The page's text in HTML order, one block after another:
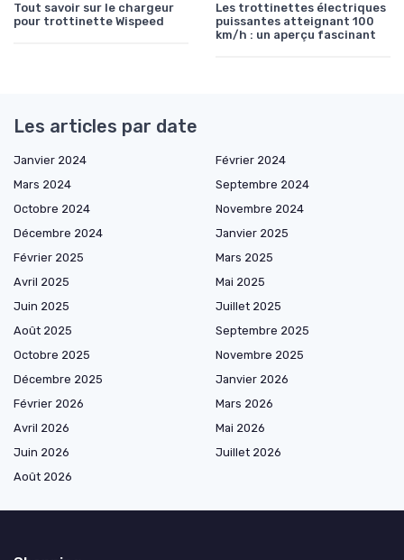
Tout savoir sur le chargeur
pour trottinette Wispeed
Les trottinettes électriques
puissantes atteignant 100
km/h : un aperçu fascinant
Les articles par date
Janvier 2024
Février 2024
Mars 2024
Septembre 2024
Octobre 2024
Novembre 2024
Décembre 2024
Janvier 2025
Février 2025
Mars 2025
Avril 2025
Mai 2025
Juin 2025
Juillet 2025
Août 2025
Septembre 2025
Octobre 2025
Novembre 2025
Décembre 2025
Janvier 2026
Février 2026
Mars 2026
Avril 2026
Mai 2026
Juin 2026
Juillet 2026
Août 2026